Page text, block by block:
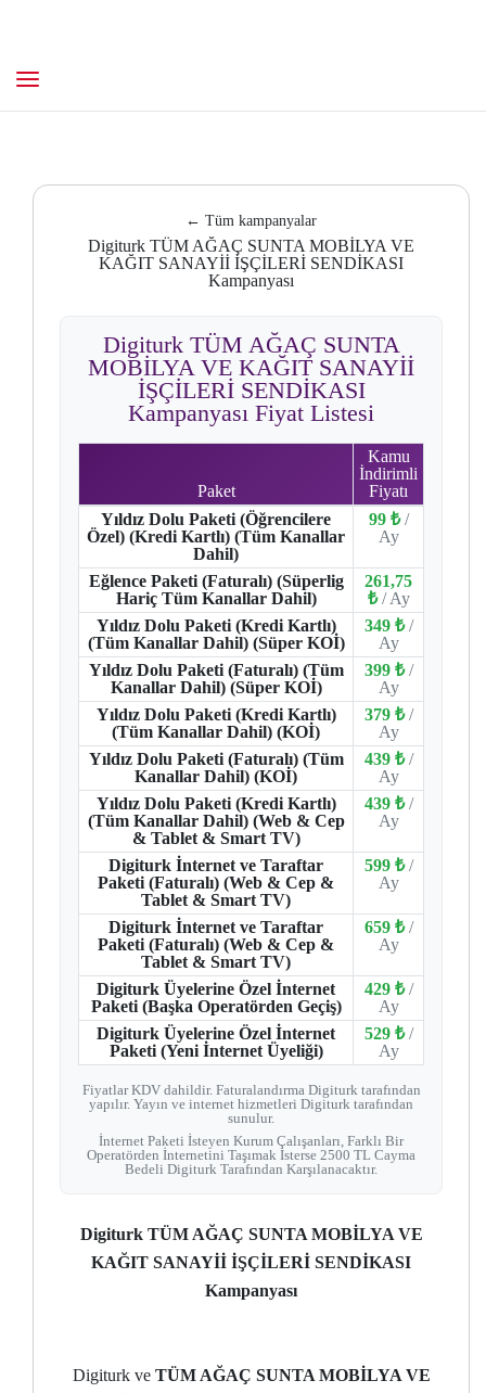
← Tüm kampanyalar
Digiturk TÜM AĞAÇ SUNTA MOBİLYA VE
KAĞIT SANAYİİ İŞÇİLERİ SENDİKASI
Kampanyası
Digiturk TÜM AĞAÇ SUNTA
MOBİLYA VE KAĞIT SANAYİİ
İŞÇİLERİ SENDİKASI
Kampanyası Fiyat Listesi
Paket
Kamu
İndirimli
Fiyatı
Yıldız Dolu Paketi (Öğrencilere
Özel) (Kredi Kartlı) (Tüm Kanallar
Dahil)
99 ₺ /
Ay
Eğlence Paketi (Faturalı) (Süperlig
Hariç Tüm Kanallar Dahil)
261,75
₺ / Ay
Yıldız Dolu Paketi (Kredi Kartlı)
(Tüm Kanallar Dahil) (Süper KOİ)
349 ₺ /
Ay
Yıldız Dolu Paketi (Faturalı) (Tüm
Kanallar Dahil) (Süper KOİ)
399 ₺ /
Ay
Yıldız Dolu Paketi (Kredi Kartlı)
(Tüm Kanallar Dahil) (KOİ)
379 ₺ /
Ay
Yıldız Dolu Paketi (Faturalı) (Tüm
Kanallar Dahil) (KOİ)
439 ₺ /
Ay
Yıldız Dolu Paketi (Kredi Kartlı)
(Tüm Kanallar Dahil) (Web & Cep
& Tablet & Smart TV)
439 ₺ /
Ay
Digiturk İnternet ve Taraftar
Paketi (Faturalı) (Web & Cep &
Tablet & Smart TV)
599 ₺ /
Ay
Digiturk İnternet ve Taraftar
Paketi (Faturalı) (Web & Cep &
Tablet & Smart TV)
659 ₺ /
Ay
Digiturk Üyelerine Özel İnternet
Paketi (Başka Operatörden Geçiş)
429 ₺ /
Ay
Digiturk Üyelerine Özel İnternet
Paketi (Yeni İnternet Üyeliği)
529 ₺ /
Ay
Fiyatlar KDV dahildir. Faturalandırma Digiturk tarafından
yapılır. Yayın ve internet hizmetleri Digiturk tarafından
sunulur.
İnternet Paketi İsteyen Kurum Çalışanları, Farklı Bir
Operatörden İnternetini Taşımak İsterse 2500 TL Cayma
Bedeli Digiturk Tarafından Karşılanacaktır.
Digiturk TÜM AĞAÇ SUNTA MOBİLYA VE
KAĞIT SANAYİİ İŞÇİLERİ SENDİKASI
Kampanyası
Digiturk ve TÜM AĞAÇ SUNTA MOBİLYA VE